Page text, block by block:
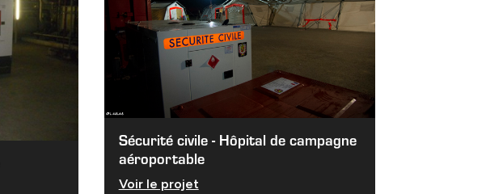
Sécurité civile - Hôpital de campagne
aéroportable
Voir le projet